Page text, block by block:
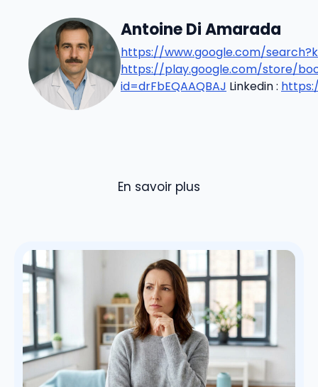
Antoine Di Amarada
https://www.google.com/
https://play.google.com/store/
id=drFbEQAAQBAJ Linkedin :
En savoir plus